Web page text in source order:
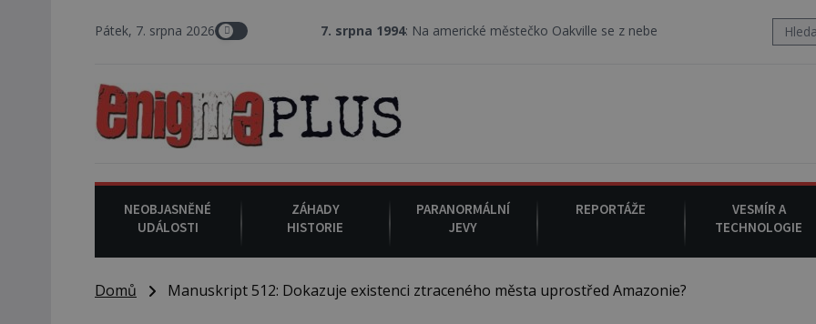
Pátek, 7. srpna 2026 7. srpna 1994: Na americké městečko Oakville se z nebe snáší podivná rosolovitá látka
NEOBJASNĚNÉ
UDÁLOSTI
ZÁHADY
HISTORIE
PARANORMÁLNÍ
JEVY
REPORTÁŽE
VESMÍR A
TECHNOLOGIE
Domů Manuskript 512: Dokazuje existenci ztraceného města uprostřed Amazonie?